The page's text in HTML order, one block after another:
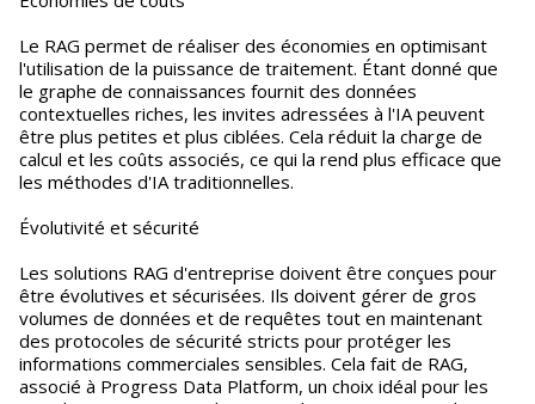
Le RAG permet de réaliser des économies en optimisant
l'utilisation de la puissance de traitement. Étant donné que
le graphe de connaissances fournit des données
contextuelles riches, les invites adressées à l'IA peuvent
être plus petites et plus ciblées. Cela réduit la charge de
calcul et les coûts associés, ce qui la rend plus efficace que
les méthodes d'IA traditionnelles.
Évolutivité et sécurité
Les solutions RAG d'entreprise doivent être conçues pour
être évolutives et sécurisées. Ils doivent gérer de gros
volumes de données et de requêtes tout en maintenant
des protocoles de sécurité stricts pour protéger les
informations commerciales sensibles. Cela fait de RAG,
associé à Progress Data Platform, un choix idéal pour les